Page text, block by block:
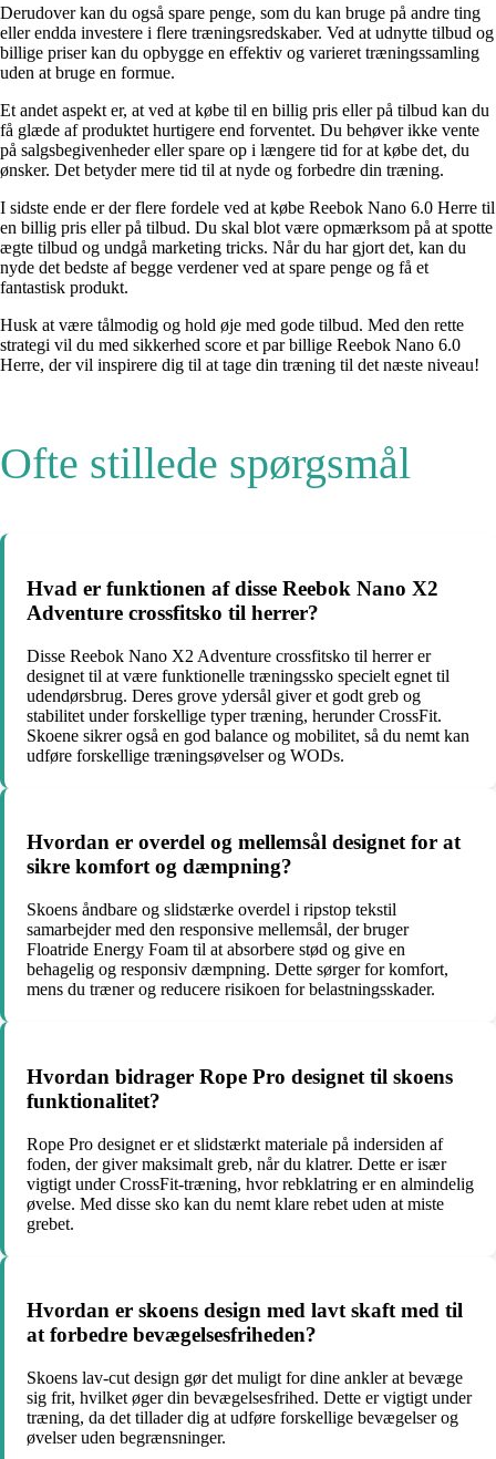
Derudover kan du også spare penge, som du kan bruge på andre ting
eller endda investere i flere træningsredskaber. Ved at udnytte tilbud og
billige priser kan du opbygge en effektiv og varieret træningssamling
uden at bruge en formue.
Et andet aspekt er, at ved at købe til en billig pris eller på tilbud kan du
få glæde af produktet hurtigere end forventet. Du behøver ikke vente
på salgsbegivenheder eller spare op i længere tid for at købe det, du
ønsker. Det betyder mere tid til at nyde og forbedre din træning.
I sidste ende er der flere fordele ved at købe Reebok Nano 6.0 Herre til
en billig pris eller på tilbud. Du skal blot være opmærksom på at spotte
ægte tilbud og undgå marketing tricks. Når du har gjort det, kan du
nyde det bedste af begge verdener ved at spare penge og få et
fantastisk produkt.
Husk at være tålmodig og hold øje med gode tilbud. Med den rette
strategi vil du med sikkerhed score et par billige Reebok Nano 6.0
Herre, der vil inspirere dig til at tage din træning til det næste niveau!
Ofte stillede spørgsmål
Hvad er funktionen af disse Reebok Nano X2
Adventure crossfitsko til herrer?
Disse Reebok Nano X2 Adventure crossfitsko til herrer er
designet til at være funktionelle træningssko specielt egnet til
udendørsbrug. Deres grove ydersål giver et godt greb og
stabilitet under forskellige typer træning, herunder CrossFit.
Skoene sikrer også en god balance og mobilitet, så du nemt kan
udføre forskellige træningsøvelser og WODs.
Hvordan er overdel og mellemsål designet for at
sikre komfort og dæmpning?
Skoens åndbare og slidstærke overdel i ripstop tekstil
samarbejder med den responsive mellemsål, der bruger
Floatride Energy Foam til at absorbere stød og give en
behagelig og responsiv dæmpning. Dette sørger for komfort,
mens du træner og reducere risikoen for belastningsskader.
Hvordan bidrager Rope Pro designet til skoens
funktionalitet?
Rope Pro designet er et slidstærkt materiale på indersiden af
foden, der giver maksimalt greb, når du klatrer. Dette er især
vigtigt under CrossFit-træning, hvor rebklatring er en almindelig
øvelse. Med disse sko kan du nemt klare rebet uden at miste
grebet.
Hvordan er skoens design med lavt skaft med til
at forbedre bevægelsesfriheden?
Skoens lav-cut design gør det muligt for dine ankler at bevæge
sig frit, hvilket øger din bevægelsesfrihed. Dette er vigtigt under
træning, da det tillader dig at udføre forskellige bevægelser og
øvelser uden begrænsninger.